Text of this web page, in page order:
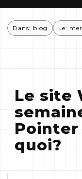
Dans: blog Le:
Le site
Pointer
quoi?